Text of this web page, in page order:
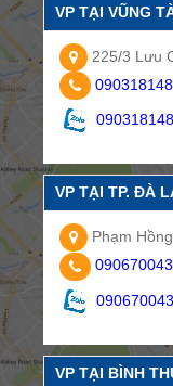
VP TẠI VŨNG
225/3 Lưu
VP TẠI TP. ĐÀ
Phạm
VP TẠI BÌNH